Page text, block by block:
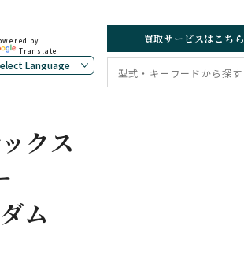
by
Translate
買取サービスはこちら
クス
ム